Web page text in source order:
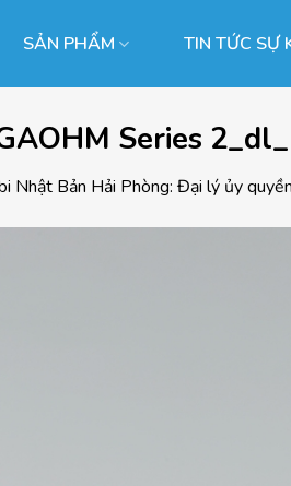
SẢN PHẨM TIN TỨC SỰ
Series
Nhật Bản Hải Phòng: Đại lý ủy